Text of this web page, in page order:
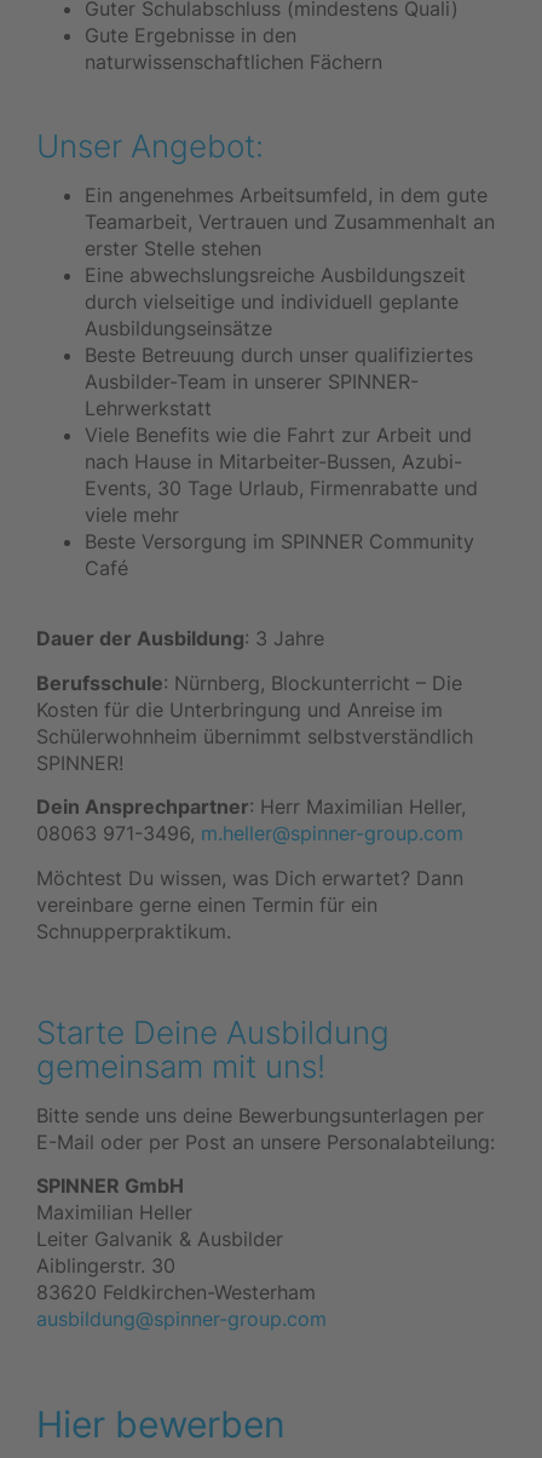
Guter Schulabschluss (mindestens Quali)
Gute Ergebnisse in den
naturwissenschaftlichen Fächern
Unser Angebot:
Ein angenehmes Arbeitsumfeld, in dem gute
Teamarbeit, Vertrauen und Zusammenhalt an
erster Stelle stehen
Eine abwechslungsreiche Ausbildungszeit
durch vielseitige und individuell geplante
Ausbildungseinsätze
Beste Betreuung durch unser qualifiziertes
Ausbilder-Team in unserer SPINNER-
Lehrwerkstatt
Viele Benefits wie die Fahrt zur Arbeit und
nach Hause in Mitarbeiter-Bussen, Azubi-
Events, 30 Tage Urlaub, Firmenrabatte und
viele mehr
Beste Versorgung im SPINNER Community
Café
Dauer der Ausbildung: 3 Jahre
Berufsschule: Nürnberg, Blockunterricht – Die
Kosten für die Unterbringung und Anreise im
Schülerwohnheim übernimmt selbstverständlich
SPINNER!
Dein Ansprechpartner: Herr Maximilian Heller,
08063 971-3496, m.heller@spinner-group.com
Möchtest Du wissen, was Dich erwartet? Dann
vereinbare gerne einen Termin für ein
Schnupperpraktikum.
Starte Deine Ausbildung
gemeinsam mit uns!
Bitte sende uns deine Bewerbungsunterlagen per
E-Mail oder per Post an unsere Personalabteilung:
SPINNER GmbH
Maximilian Heller
Leiter Galvanik & Ausbilder
Aiblingerstr. 30
83620 Feldkirchen-Westerham
ausbildung@spinner-group.com
Hier bewerben